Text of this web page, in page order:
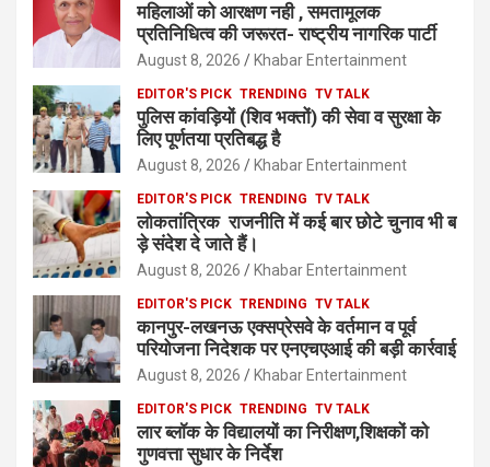
महिलाओं को आरक्षण नही , समतामूलक
प्रतिनिधित्व की जरूरत- राष्ट्रीय नागरिक पार्टी
August 8, 2026 Khabar Entertainment
EDITOR'S PICK TRENDING TV TALK
पुलिस कांवड़ियों (शिव भक्तों) की सेवा व सुरक्षा के
लिए पूर्णतया प्रतिबद्ध है
August 8, 2026 Khabar Entertainment
EDITOR'S PICK TRENDING TV TALK
लोकतांत्रिक राजनीति में कई बार छोटे चुनाव भी ब
ड़े संदेश दे जाते हैं।
August 8, 2026 Khabar Entertainment
EDITOR'S PICK TRENDING TV TALK
कानपुर-लखनऊ एक्सप्रेसवे के वर्तमान व पूर्व
परियोजना निदेशक पर एनएचएआई की बड़ी कार्रवाई
August 8, 2026 Khabar Entertainment
EDITOR'S PICK TRENDING TV TALK
लार ब्लॉक के विद्यालयों का निरीक्षण,शिक्षकों को
गुणवत्ता सुधार के निर्देश